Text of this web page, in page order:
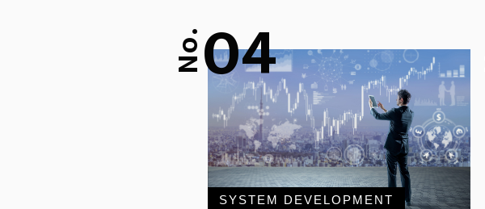
No.04
SYSTEM DEVELOPMENT